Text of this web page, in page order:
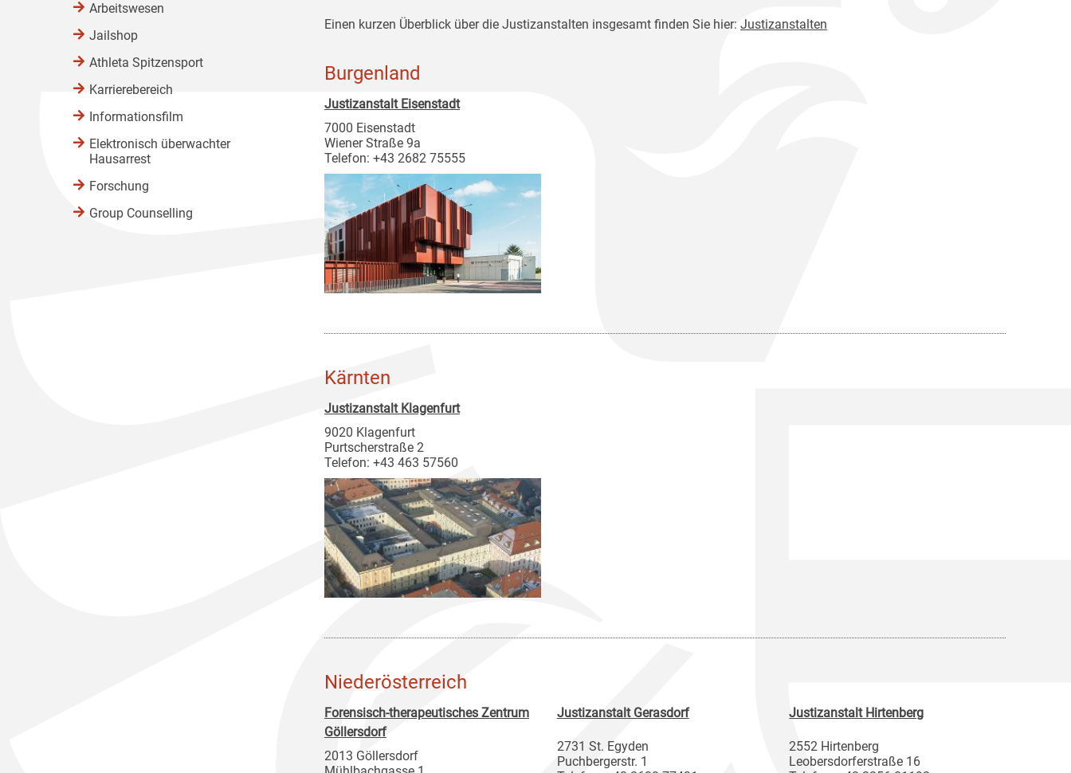
Einen kurzen Überblick über die Justizanstalten insgesamt finden Sie hier: Justizanstalten
Burgenland
Justizanstalt Eisenstadt
7000 Eisenstadt
Wiener Straße 9a
Telefon: +43 2682 75555
Kärnten
Justizanstalt Klagenfurt
9020 Klagenfurt
Purtscherstraße 2
Telefon: +43 463 57560
Niederösterreich
Forensisch-therapeutisches Zentrum
Göllersdorf
2013 Göllersdorf
Justizanstalt Gerasdorf
2731 St. Egyden
Puchbergerstr. 1
Justizanstalt Hirtenberg
2552 Hirtenberg
Leobersdorferstraße 16
Arbeitswesen
Jailshop
Athleta Spitzensport
Karrierebereich
Informationsfilm
Elektronisch überwachter
Hausarrest
Forschung
Group Counselling